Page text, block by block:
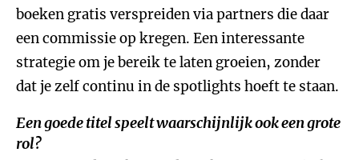
boeken gratis verspreiden via partners die daar
een commissie op kregen. Een interessante
strategie om je bereik te laten groeien, zonder
dat je zelf continu in de spotlights hoeft te staan.
Een goede titel speelt waarschijnlijk ook een grote
rol?